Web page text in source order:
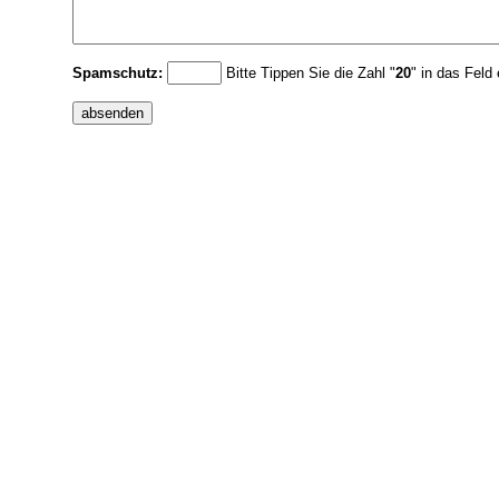
Spamschutz: Bitte Tippen Sie die Zahl "20" in das Feld